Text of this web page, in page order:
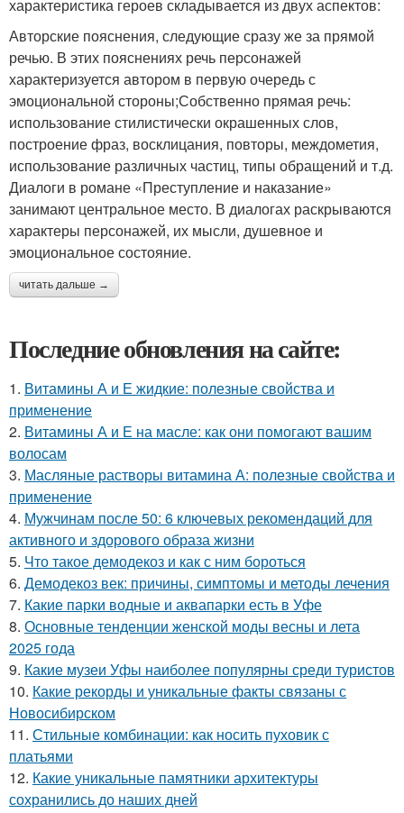
характеристика героев складывается из двух аспектов:
Авторские пояснения, следующие сразу же за прямой
речью. В этих пояснениях речь персонажей
характеризуется автором в первую очередь с
эмоциональной стороны;Собственно прямая речь:
использование стилистически окрашенных слов,
построение фраз, восклицания, повторы, междометия,
использование различных частиц, типы обращений и т.д.
Диалоги в романе «Преступление и наказание»
занимают центральное место. В диалогах раскрываются
характеры персонажей, их мысли, душевное и
эмоциональное состояние.
читать дальше →
Последние обновления на сайте:
1. Витамины А и Е жидкие: полезные свойства и
применение
2. Витамины А и Е на масле: как они помогают вашим
волосам
3. Масляные растворы витамина А: полезные свойства и
применение
4. Мужчинам после 50: 6 ключевых рекомендаций для
активного и здорового образа жизни
5. Что такое демодекоз и как с ним бороться
6. Демодекоз век: причины, симптомы и методы лечения
7. Какие парки водные и аквапарки есть в Уфе
8. Основные тенденции женской моды весны и лета
2025 года
9. Какие музеи Уфы наиболее популярны среди туристов
10. Какие рекорды и уникальные факты связаны с
Новосибирском
11. Стильные комбинации: как носить пуховик с
платьями
12. Какие уникальные памятники архитектуры
сохранились до наших дней